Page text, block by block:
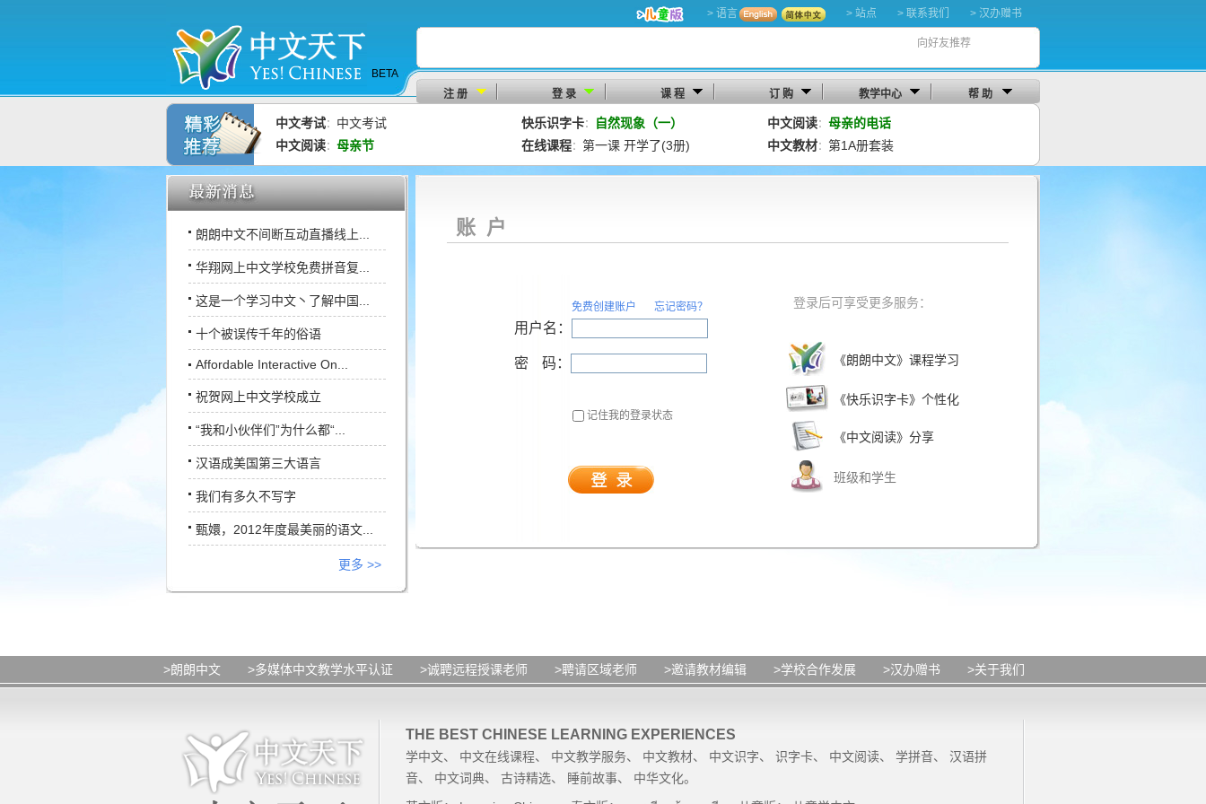
BETA
> 语言 > 站点 > 联系我们 > 汉办赠书
向好友推荐
注 册 登 录 课 程 订 购 教学中心 帮 助
中文考试： 中文考试 快乐识字卡： 自然现象（一） 中文阅读： 母亲的电话
中文阅读： 母亲节 在线课程： 第一课 开学了(3册) 中文教材： 第1A册套装
朗朗中文不间断互动直播线上...
华翔网上中文学校免费拼音复...
这是一个学习中文丶了解中国...
十个被误传千年的俗语
Affordable Interactive On...
祝贺网上中文学校成立
“我和小伙伴们”为什么都“...
汉语成美国第三大语言
我们有多久不写字
甄嬛，2012年度最美丽的语文...
更多 >>
账 户
免费创建账户 忘记密码？
用户名：
密 码：
记住我的登录状态
登录后可享受更多服务：
《朗朗中文》课程学习
《快乐识字卡》个性化
《中文阅读》分享
班级和学生
>朗朗中文 >多媒体中文教学水平认证 >诚聘远程授课老师 >聘请区域老师 >邀请教材编辑 >学校合作发展 >汉办赠书 >关于我们
THE BEST CHINESE LEARNING EXPERIENCES
学中文、 中文在线课程、 中文教学服务、 中文教材、 中文识字、 识字卡、 中文阅读、 学拼音、 汉语拼
音、 中文词典、 古诗精选、 睡前故事、 中华文化。